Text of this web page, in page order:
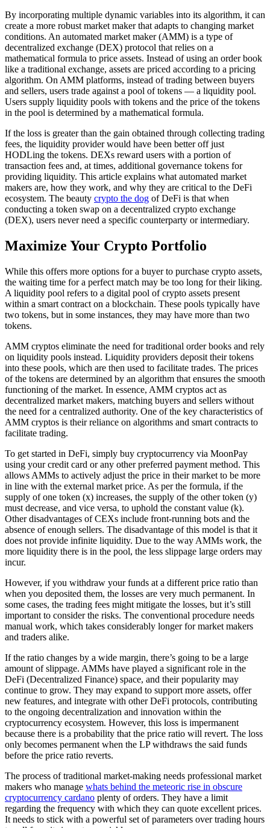
By incorporating multiple dynamic variables into its algorithm, it can
create a more robust market maker that adapts to changing market
conditions. An automated market maker (AMM) is a type of
decentralized exchange (DEX) protocol that relies on a
mathematical formula to price assets. Instead of using an order book
like a traditional exchange, assets are priced according to a pricing
algorithm. On AMM platforms, instead of trading between buyers
and sellers, users trade against a pool of tokens — a liquidity pool.
Users supply liquidity pools with tokens and the price of the tokens
in the pool is determined by a mathematical formula.
If the loss is greater than the gain obtained through collecting trading
fees, the liquidity provider would have been better off just
HODLing the tokens. DEXs reward users with a portion of
transaction fees and, at times, additional governance tokens for
providing liquidity. This article explains what automated market
makers are, how they work, and why they are critical to the DeFi
ecosystem. The beauty crypto the dog of DeFi is that when
conducting a token swap on a decentralized crypto exchange
(DEX), users never need a specific counterparty or intermediary.
Maximize Your Crypto Portfolio
While this offers more options for a buyer to purchase crypto assets,
the waiting time for a perfect match may be too long for their liking.
A liquidity pool refers to a digital pool of crypto assets present
within a smart contract on a blockchain. These pools typically have
two tokens, but in some instances, they may have more than two
tokens.
AMM cryptos eliminate the need for traditional order books and rely
on liquidity pools instead. Liquidity providers deposit their tokens
into these pools, which are then used to facilitate trades. The prices
of the tokens are determined by an algorithm that ensures the smooth
functioning of the market. In essence, AMM cryptos act as
decentralized market makers, matching buyers and sellers without
the need for a centralized authority. One of the key characteristics of
AMM cryptos is their reliance on algorithms and smart contracts to
facilitate trading.
To get started in DeFi, simply buy cryptocurrency via MoonPay
using your credit card or any other preferred payment method. This
allows AMMs to actively adjust the price in their market to be more
in line with the external market price. As per the formula, if the
supply of one token (x) increases, the supply of the other token (y)
must decrease, and vice versa, to uphold the constant value (k).
Other disadvantages of CEXs include front-running bots and the
absence of enough sellers. The disadvantage of this model is that it
does not provide infinite liquidity. Due to the way AMMs work, the
more liquidity there is in the pool, the less slippage large orders may
incur.
However, if you withdraw your funds at a different price ratio than
when you deposited them, the losses are very much permanent. In
some cases, the trading fees might mitigate the losses, but it’s still
important to consider the risks. The conventional procedure needs
manual work, which takes considerably longer for market makers
and traders alike.
If the ratio changes by a wide margin, there’s going to be a large
amount of slippage. AMMs have played a significant role in the
DeFi (Decentralized Finance) space, and their popularity may
continue to grow. They may expand to support more assets, offer
new features, and integrate with other DeFi protocols, contributing
to the ongoing decentralization and innovation within the
cryptocurrency ecosystem. However, this loss is impermanent
because there is a probability that the price ratio will revert. The loss
only becomes permanent when the LP withdraws the said funds
before the price ratio reverts.
The process of traditional market-making needs professional market
makers who manage whats behind the meteoric rise in obscure
cryptocurrency cardano plenty of orders. They have a limit
regarding the frequency with which they can quote excellent prices.
It needs to stick with a powerful set of parameters over trading hours